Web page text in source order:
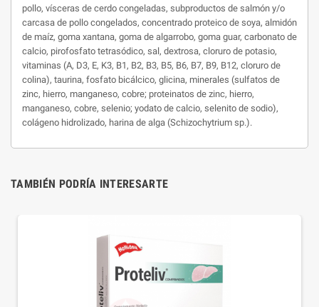
pollo, vísceras de cerdo congeladas, subproductos de salmón y/o
carcasa de pollo congelados, concentrado proteico de soya, almidón
de maíz, goma xantana, goma de algarrobo, goma guar, carbonato de
calcio, pirofosfato tetrasódico, sal, dextrosa, cloruro de potasio,
vitaminas (A, D3, E, K3, B1, B2, B3, B5, B6, B7, B9, B12, cloruro de
colina), taurina, fosfato bicálcico, glicina, minerales (sulfatos de
zinc, hierro, manganeso, cobre; proteinatos de zinc, hierro,
manganeso, cobre, selenio; yodato de calcio, selenito de sodio),
colágeno hidrolizado, harina de alga (Schizochytrium sp.).
TAMBIÉN PODRÍA INTERESARTE